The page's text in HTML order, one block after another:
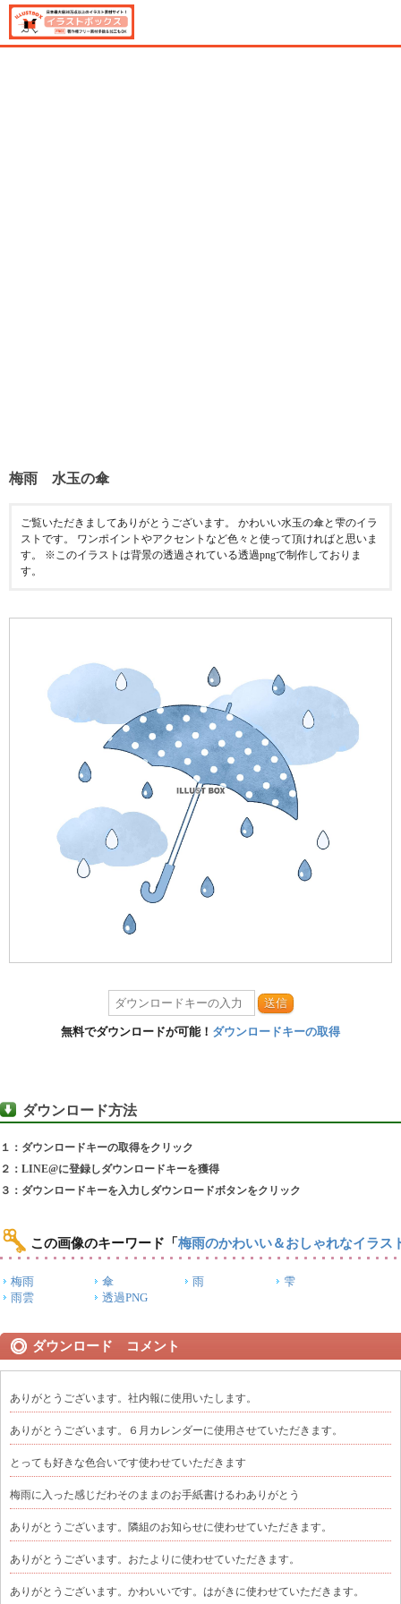
梅雨 水玉の傘
ご覧いただきましてありがとうございます。 かわいい水玉の傘と雫のイラ
ストです。 ワンポイントやアクセントなど色々と使って頂ければと思いま
す。 ※このイラストは背景の透過されている透過pngで制作しておりま
す。
送信
無料でダウンロードが可能！ ダウンロードキーの取得
ダウンロード方法
１：ダウンロードキーの取得をクリック
２：LINE@に登録しダウンロードキーを獲得
３：ダウンロードキーを入力しダウンロードボタンをクリック
この画像のキーワード 「 梅雨のかわいい＆おしゃれなイラス
梅雨 傘 雨
雫
雨雲
透過PNG
ダウンロード コメント
ありがとうございます。社内報に使用いたします。
ありがとうございます。６月カレンダーに使用させていただきます。
とっても好きな色合いです使わせていただきます
梅雨に入った感じだわそのままのお手紙書けるわありがとう
ありがとうございます。隣組のお知らせに使わせていただきます。
ありがとうございます。おたよりに使わせていただきます。
ありがとうございます。かわいいです。はがきに使わせていただきます。